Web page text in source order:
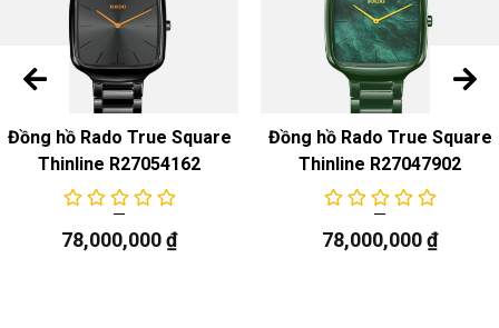
Màu sắc & Chất liệu
Khóa
: Ceramic
Đồng hồ pin
Chức năng
Đồng hồ Rado True Square
Thinline R27054162
78,000,000₫
Đồng hồ Rado True Square
Thinline R27047902
78,000,000₫